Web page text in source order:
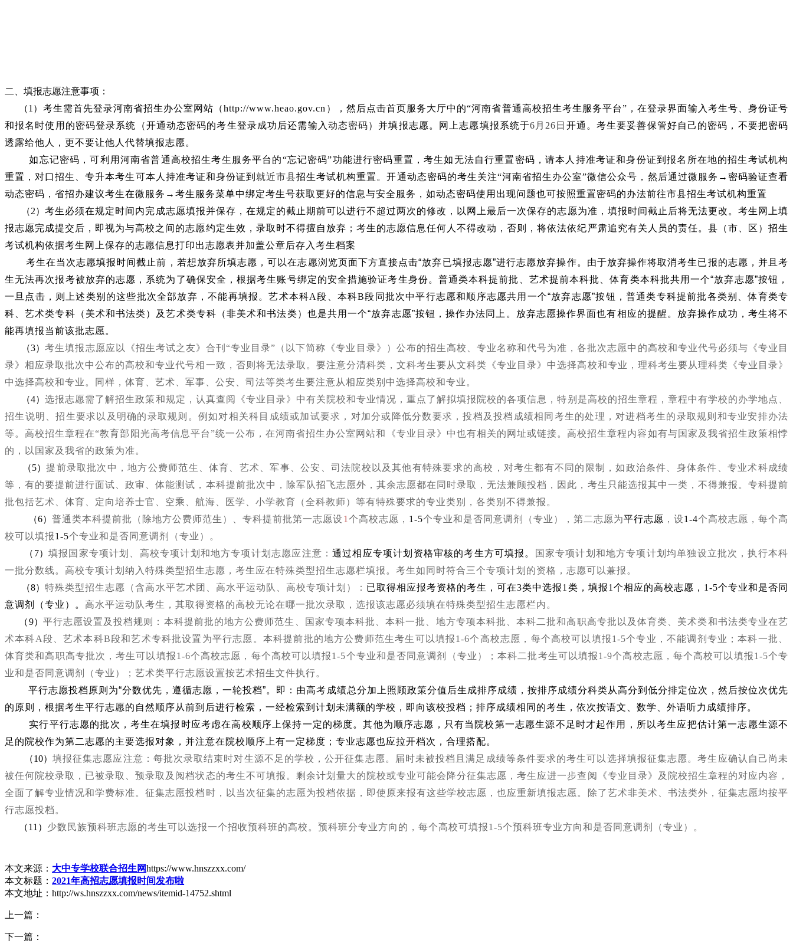
二、填报志愿注意事项：
（1） 考生需首先登录河南省招生办公室网站 （http://www.heao.gov.cn） ，然后点击首页服务大厅中的“河南省普通高校招生考生服务平台” ，在登录界面输入 考生号、身份证号
和报名时使用的密码登录系统（开通动态密码的考生登录成功后还需输入 动态密码）并填报志愿。网上志愿填报系统于6月26日 开通。考生要妥善保管好自己的密码，不要把密码
透露给他人，更不要让他人代替填报志愿。
如忘记密码，可利用河南省普通高校招生考生服务平台的“忘记密码”功能进行密码重置，考生如无法自行重置密码，请本人持准考证和身份证到报名所在地的招生考试机构
重置，对口招生、专升本考生可本人持准考证和身份证到 就近市县招生考试机构重置。开通动态密码的考生关注“河南省招生办公室”微信公众号，然后通过微服务 → 密码验证查看
动态密码，省招办建议考生在微服务 → 考生服务菜单中绑定考生号获取更好的信息与安全服务，如动态密码使用出现问题也可按照重置密码的办法前往市县招生考试机构重置
（2）考生必须在规定时间内完成志愿填报并保存，在规定的截止期前可以进行不超过两次的修改，以网上最后一次保存的志愿为准，填报时间截止后将无法更改。 考生网上填
报志愿完成提交后，即视为与高校之间的志愿约定生效，录取时不得擅自放弃； 考生的志愿信息任何人不得改动，否则，将依法依纪严肃追究有关人员的责任。县（市、区）招生
考试机构依据考生网上保存的志愿信息打印出志愿表并加盖公章后存入考生档案
考生在当次志愿填报时间截止前，若想放弃所填志愿，可以在志愿浏览页面下方直接点击“放弃已填报志愿”进行志愿放弃操作。 由于放弃操作将取消考生已报的志愿，并且考
生无法再次报考被放弃的志愿， 系统为了确保安全，根据考生账号绑定的安全措施验证考生身份。普通类本科提前批、艺术提前本科批、体育类本科批共用一个“放弃志愿”按钮，
一旦点击，则上述类别的这些批次全部放弃，不能再填报。艺术本科A段、本科B段同批次中平行志愿和顺序志愿共用一个“放弃志愿”按钮，普通类专科提前批各类别、体育类专
科、艺术类专科（美术和书法类）及艺术类专科（非美术和书法类）也是共用一个“放弃志愿”按钮，操作办法同上。放弃志愿操作界面也有相应的提醒。放弃操作成功，考生将不
能再填报当前该批志愿。
（3）考生填报志愿应以《招生考试之友》合刊“专业目录” （以下简称《专业目录》）公布的招生高校、专业名称和代号为准，各批次志愿中的高校和专业代号必须与《专业目
录》相应录取批次中公布的高校和专业代号相一致，否则将无法录取。要注意分清科类，文科考生要从文科类《专业目录》中选择高校和专业，理科考生要从理科类《专业目录》
中选择高校和专业。同样，体育、艺术、军事、公安、司法等类考生要注意从相应类别中选择高校和专业。
（4）选报志愿需了解招生政策和规定，认真查阅《专业目录》中有关院校和专业情况，重点了解拟填报院校的各项信息，特别是高校的招生章程，章程中有学校的办学地点、
招生说明、招生要求以及明确的录取规则。例如对相关科目成绩或加试要求，对加分或降低分数要求，投档及投档成绩相同考生的处理，对进档考生的录取规则和专业安排办法
等。高校招生章程在“教育部阳光高考信息平台”统一公布，在河南省招生办公室网站和《专业目录》中也有相关的网址或链接。高校招生章程内容如有与国家及我省招生政策相悖
的，以国家及我省的政策为准。
（5）提前录取批次中，地方公费师范生、体育、艺术、军事、公安、司法院校以及其他有特殊要求的高校，对考生都有不同的限制，如政治条件、身体条件、专业术科成绩
等，有的要提前进行面试、政审、体能测试，本科提前批次中，除军队招飞志愿外，其余志愿都在同时录取，无法兼顾投档，因此，考生只能选报其中一类，不得兼报。专科提前
批包括艺术、体育、定向培养士官、空乘、航海、医学、小学教育（全科教师）等有特殊要求的专业类别，各类别不得兼报。
（6）普通类本科提前批（除地方公费师范生）、专科提前批第一志愿设 1 个高校志愿， 1-5个专业和是否同意调剂（专业），第二志愿为平行志愿 ，设1-4个高校志愿，每个高
校可以填报1-5个专业和是否同意调剂（专业）。
（7） 填报国家专项计划、高校专项计划和地方专项计划志愿应注意：通过相应专项计划资格审核的考生方可填报。
国家专项计划和地方专项计划均单独设立批次，执行本科
一批分数线。高校专项计划纳入特殊类型招生志愿，考生应在特殊类型招生志愿栏填报。考生如同时符合三个专项计划的资格，志愿可以兼报。
（8）特殊类型招生志愿（含高水平艺术团、高水平运动队、高校专项计划）： 已取得相应报考资格的考生，可在3类中选报1类，填报1个相应的高校志愿，1-5个专业和是否同
意调剂（专业）。 高水平运动队考生，其取得资格的高校无论在哪一批次录取，选报该志愿必须填在特殊类型招生志愿栏内。
（9） 平行志愿设置及投档规则：本科提前批的地方公费师范生、国家专项本科批、本科一批、地方专项本科批、本科二批和高职高专批以及体育类、美术类和书法类专业在艺
术本科A段、艺术本科B段和艺术专科批设置为平行志愿。本科提前批的地方公费师范生考生可以填报1-6个高校志愿，每个高校可以填报1-5个专业，不能调剂专业；本科一批、
体育类和高职高专批次，考生可以填报1-6个高校志愿，每个高校可以填报1-5个专业和是否同意调剂（专业）；本科二批考生可以填报1-9个高校志愿，每个高校可以填报1-5个专
业和是否同意调剂（专业）；艺术类平行志愿设置按艺术招生文件执行。
平行志愿投档原则为“分数优先，遵循志愿，一轮投档”。 即：由高考成绩总分加上照顾政策分值后生成排序成绩，按排序成绩分科类从高分到低分排定位次，然后按位次优先
的原则，根据考生平行志愿的自然顺序从前到后进行检索，一经检索到计划未满额的学校，即向该校投档；排序成绩相同的考生，依次按语文、数学、外语听力成绩排序。
实行平行志愿的批次，考生在填报时应考虑在高校顺序上保持一定的梯度。其他为顺序志愿，只有当院校第一志愿生源不足时才起作用，所以考生应把估计第一志愿生源不
足的院校作为第二志愿的主要选报对象，并注意在院校顺序上有一定梯度；专业志愿也应拉开档次，合理搭配。
（10） 填报征集志愿应注意：每批次录取结束时对生源不足的学校，公开征集志愿。届时未被投档且满足成绩等条件要求的考生可以选择填报征集志愿。考生应确认自己尚未
被任何院校录取，已被录取、预录取及阅档状态的考生不可填报。剩余计划量大的院校或专业可能会降分征集志愿，考生应进一步查阅《专业目录》及院校招生章程的对应内容，
全面了解专业情况和学费标准。征集志愿投档时，以当次征集的志愿为投档依据，即使原来报有这些学校志愿，也应重新填报志愿。除了艺术非美术、书法类外，征集志愿均按平
行志愿投档。
（11） 少数民族预科班志愿的考生可以选报一个招收预科班的高校。预科班分专业方向的，每个高校可填报1-5个预科班专业方向和是否同意调剂（专业）。
本文来源： 大中专学校联合招生网https://www.hnszzxx.com/
本文标题： 2021年高招志愿填报时间发布啦
本文地址：http://ws.hnszzxx.com/news/itemid-14752.shtml
上一篇：
下一篇：